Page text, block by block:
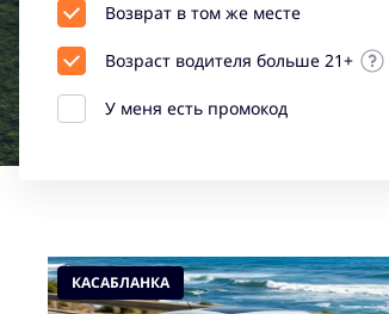
Возврат в том же месте
Возраст водителя больше 21+
У меня есть промокод
КАСАБЛАНКА